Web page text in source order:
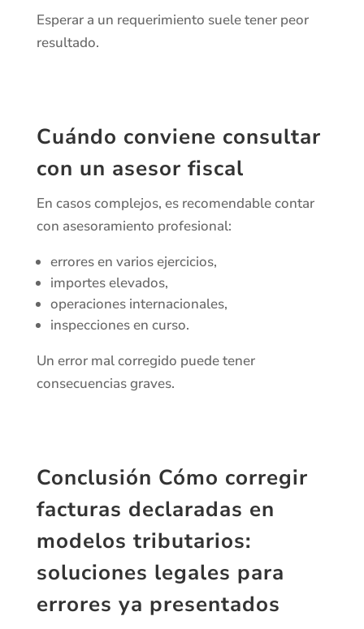
Esperar a un requerimiento suele tener peor
resultado.
Cuándo conviene consultar
con un asesor fiscal
En casos complejos, es recomendable contar
con asesoramiento profesional:
errores en varios ejercicios,
importes elevados,
operaciones internacionales,
inspecciones en curso.
Un error mal corregido puede tener
consecuencias graves.
Conclusión Cómo corregir
facturas declaradas en
modelos tributarios:
soluciones legales para
errores ya presentados